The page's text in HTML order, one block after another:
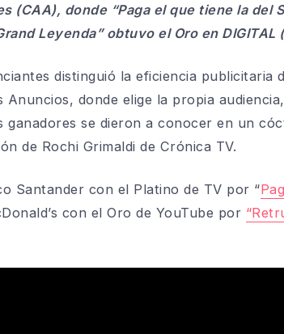
(CAA), donde “Paga el que tiene la del
Leyenda” obtuvo el Oro en DIGITAL
distinguió la eficiencia publicitaria
donde elige la propia
ganadores se dieron a conocer en un
de Rochi Grimaldi de Crónica TV.
Santander con el Platino de TV por “
con el Oro de YouTube por